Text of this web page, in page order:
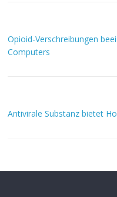
Opioid-Verschreibungen
Computers
Antivirale Substanz bietet